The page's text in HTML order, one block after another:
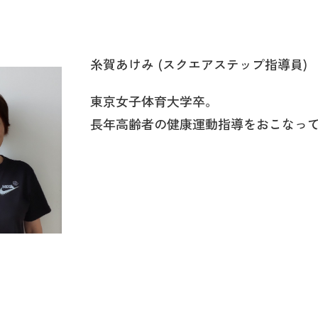
糸賀あけみ (スクエアステップ指導員)
東京女子体育大学卒。
長年高齢者の健康運動指導をおこなって